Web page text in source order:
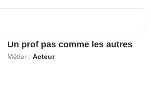
Un prof pas comme les autres
Métier :Acteur